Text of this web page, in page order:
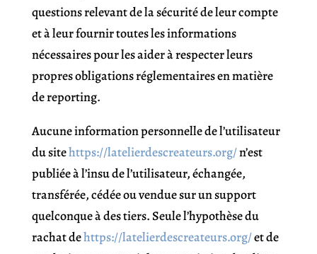
questions relevant de la sécurité de leur compte
et à leur fournir toutes les informations
nécessaires pour les aider à respecter leurs
propres obligations réglementaires en matière
de reporting.
Aucune information personnelle de l’utilisateur
du sitehttps://latelierdescreateurs.org/n’est
publiée à l’insu de l’utilisateur, échangée,
transférée, cédée ou vendue sur un support
quelconque à des tiers. Seule l’hypothèse du
rachat dehttps://latelierdescreateurs.org/et de